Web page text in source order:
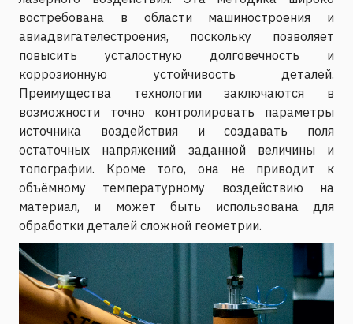
востребована в области машиностроения и
авиадвигателестроения, поскольку позволяет
повысить усталостную долговечность и
коррозионную устойчивость деталей.
Преимущества технологии заключаются в
возможности точно контролировать параметры
источника воздействия и создавать поля
остаточных напряжений заданной величины и
топографии. Кроме того, она не приводит к
объёмному температурному воздействию на
материал, и может быть использована для
обработки деталей сложной геометрии.